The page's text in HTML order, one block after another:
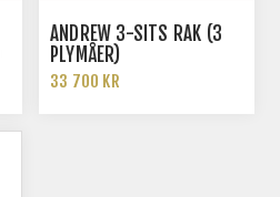
ANDREW 3-SITS RAK (3
PLYMÅER)
33 700 KR